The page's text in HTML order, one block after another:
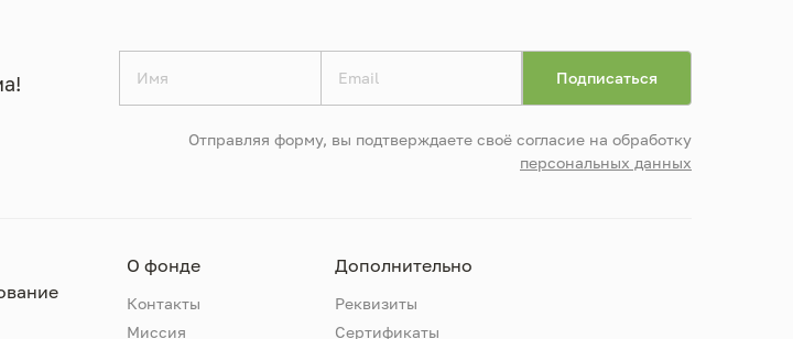
Отправляя форму, вы подтверждаете своё согласие на обработку
персональных данных
О фонде
Контакты
Миссия
Дополнительно
Реквизиты
Сертификаты